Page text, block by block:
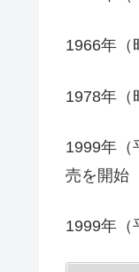
1966年
1978年
1999年
売を開始
1999年